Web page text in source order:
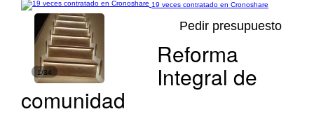
19 veces contratado en Cronoshare
1/34
Pedir presupuesto
Reforma
Integral de
comunidad